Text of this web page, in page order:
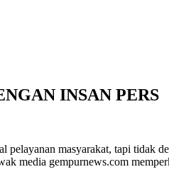
INSAN PERS
masyarakat, tapi tidak
media gempurnews.com